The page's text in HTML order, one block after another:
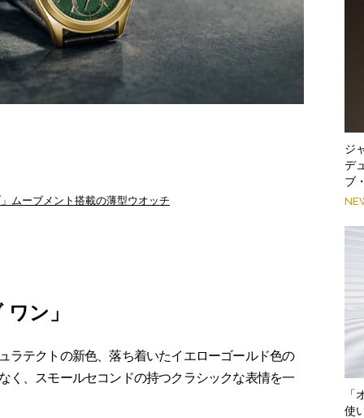
ムーブメント搭載の薄型ウオッチ
ン」
テクトの新色、落ち着いたイエローゴールド色の
く、スモールセコンドの持つクラシックな表情を一
ジ
デ
ブ
使